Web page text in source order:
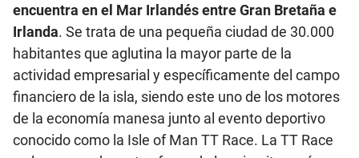
encuentra en el Mar Irlandés entre Gran Bretaña e
Irlanda. Se trata de una pequeña ciudad de 30.000
habitantes que aglutina la mayor parte de la
actividad empresarial y específicamente del campo
financiero de la isla, siendo este uno de los motores
de la economía manesa junto al evento deportivo
conocido como la Isle of Man TT Race. La TT Race